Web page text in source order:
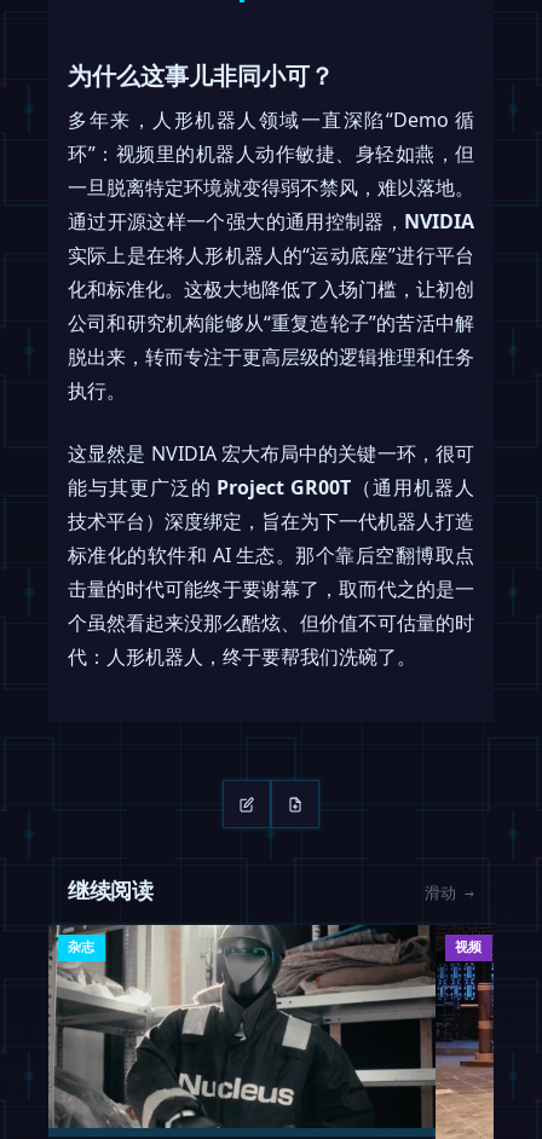
为什么这事儿非同小可？
多年来，人形机器人领域一直深陷“Demo 循
环”：视频里的机器人动作敏捷、身轻如燕，但
一旦脱离特定环境就变得弱不禁风，难以落地。
通过开源这样一个强大的通用控制器， NVIDIA
实际上是在将人形机器人的“运动底座”进行平台
化和标准化。这极大地降低了入场门槛，让初创
公司和研究机构能够从“重复造轮子”的苦活中解
脱出来，转而专注于更高层级的逻辑推理和任务
执行。
这显然是 NVIDIA 宏大布局中的关键一环，很可
能与其更广泛的 Project GR00T （通用机器人
技术平台）深度绑定，旨在为下一代机器人打造
标准化的软件和 AI 生态。那个靠后空翻博取点
击量的时代可能终于要谢幕了，取而代之的是一
个虽然看起来没那么酷炫、但价值不可估量的时
代：人形机器人，终于要帮我们洗碗了。
继续阅读 滑动 →
杂志 视频